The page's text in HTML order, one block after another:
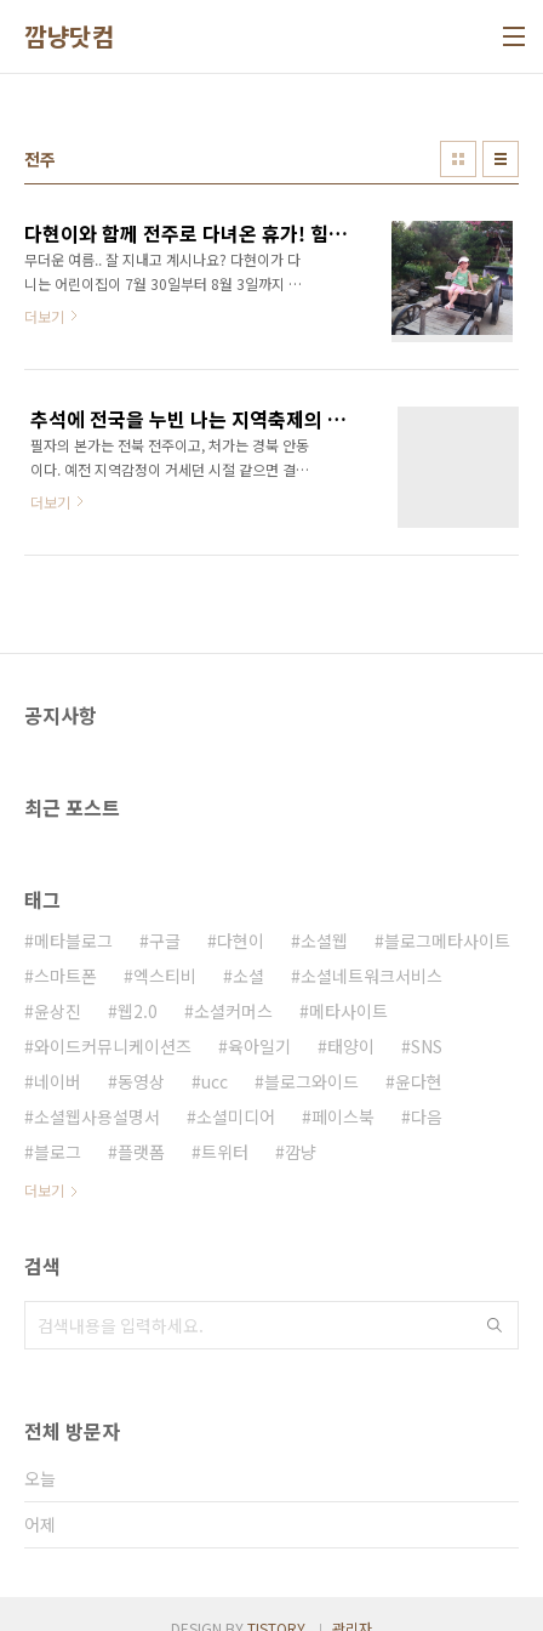
깜냥닷컴
전주
다현이와 함께 전주로 다녀온 휴가! 힘들었지만 행복한 시간들...
무더운 여름.. 잘 지내고 계시나요? 다현이가 다
니는 어린이집이 7월 30일부터 8월 3일까지 방
학이어서 여름 휴가를 다현이 방학에 맞춰서 다
습니다. 정말 오랜만에 가족들이 모인 자리인 듯
했습니다. 그런데 다현이가 감기에 걸려 있는 상
황이어서 제대로 놀지도 못했답니다. 게다가 전
주가 어찌나 덥던지... 다현이는 조금만 움직여도
어컨은 커녕 선풍기 바람도 제대로 못 쐬었죠..
더보기
추석에 전국을 누빈 나는 지역축제의 새로운 시장을 보게 되었다!!!
필자의 본가는 전북 전주이고, 처가는 경북 안동
이다. 예전 지역감정이 거세던 시절 같으면 결혼
하는것 자체가 굉장히 큰 이슈가 되었을지 모른
부터 대를 이어온 것으로 보인다. 그만큼 전통이
더보기
공지사항
최근 포스트
태그
메타블로그 구글 다현이 소셜웹
블로그메타사이트
스마트폰
엑스티비 소셜
소셜네트워크서비스
윤상진
웹2.0 소셜커머스
메타사이트
와이드커뮤니케이션즈
육아일기 태양이
SNS
네이버
동영상 ucc 블로그와이드
윤다현
소셜웹사용설명서
소셜미디어 페이스북
다음
블로그
플랫폼 트위터 깜냥
더보기
검색
전체 방문자
오늘
어제